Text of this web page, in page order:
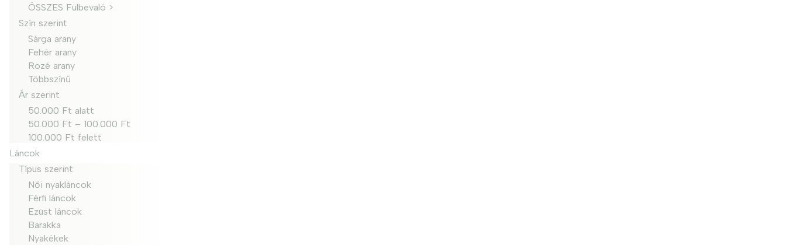
ÖSSZES Fülbevaló >
Szín szerint
Sárga arany
Fehér arany
Rozé arany
Többszínű
Ár szerint
50.000 Ft alatt
50.000 Ft – 100.000 Ft
100.000 Ft felett
Láncok
Típus szerint
Női nyakláncok
Férfi láncok
Ezüst láncok
Barakka
Nyakékek